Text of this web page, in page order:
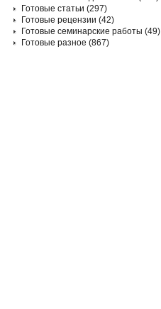
Готовые статьи (297)
Готовые рецензии (42)
Готовые семинарские работы (49)
Готовые разное (867)